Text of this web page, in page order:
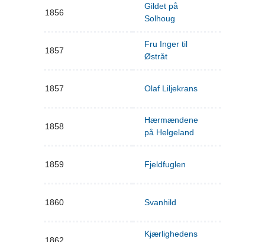
1856
Gildet på
Solhoug
1857
Fru Inger til
Østråt
1857 Olaf Liljekrans
1858
Hærmændene
på Helgeland
1859 Fjeldfuglen
1860 Svanhild
1862
Kjærlighedens